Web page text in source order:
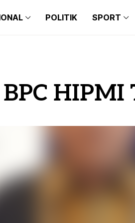
SELATAN
TENGAH
JAKARTA
JAWA TENGAH
POLITIK SPORT
SELATAN
UTARA
BALI
JAWA TIMUR
JAWA TENGAH
MEDAN
HIPMI